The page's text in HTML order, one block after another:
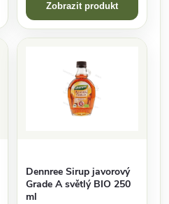
Zobrazit produkt
Dennree Sirup javorový
Grade A světlý BIO 250
ml